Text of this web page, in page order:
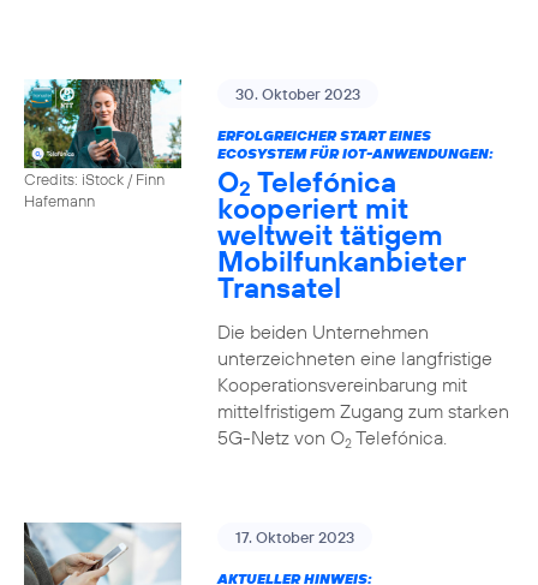
Credits: iStock / Finn
Hafemann
30. Oktober 2023
ERFOLGREICHER START EINES
ECOSYSTEM FÜR IOT-ANWENDUNGEN:
O2 Telefónica
kooperiert mit
weltweit tätigem
Mobilfunkanbieter
Transatel
Die beiden Unternehmen
unterzeichneten eine langfristige
Kooperationsvereinbarung mit
mittelfristigem Zugang zum starken
5G-Netz von O2Telefónica.
17. Oktober 2023
AKTUELLER HINWEIS: